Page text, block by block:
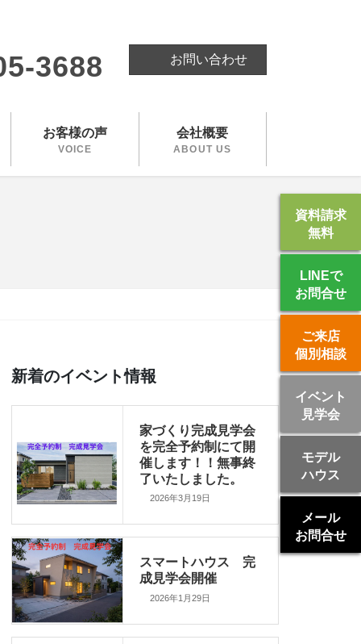
3688 お問い合わせ
お客様の声
VOICE
会社概要
ABOUT US
新着のイベント情報
家づくり完成見学会
を完全予約制にて開
催します！！無事終
了いたしました。
2026年3月19日
スマートハウス 完
成見学会開催
2026年1月29日
資料請求
無料
LINEで
お問合せ
ご来店
個別相談
イベント
見学会
モデル
ハウス
メール
お問合せ